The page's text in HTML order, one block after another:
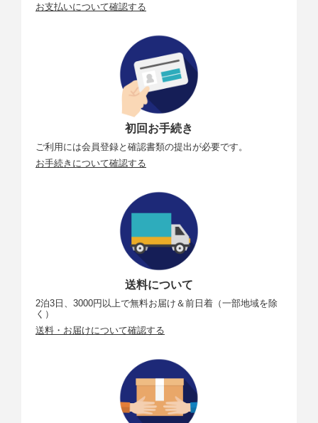
お支払いについて確認する
初回お手続き
ご利用には会員登録と確認書類の提出が必要です。
お手続きについて確認する
送料について
2泊3日、3000円以上で無料お届け＆前日着（一部地域を除
く）
送料・お届けについて確認する